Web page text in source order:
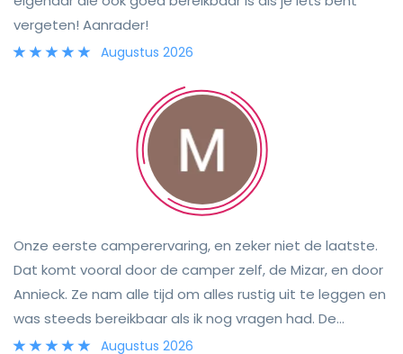
vergeten! Aanrader!
Augustus 2026
Onze eerste camperervaring, en zeker niet de laatste.
Dat komt vooral door de camper zelf, de Mizar, en door
Annieck. Ze nam alle tijd om alles rustig uit te leggen en
was steeds bereikbaar als ik nog vragen had. De
camper was fijn en compleet, en mijn zoon noemde
Augustus 2026